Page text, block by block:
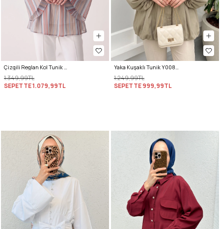
Çizgili Reglan Kol Tunik 260203 - MAVİ
1.349,99TL
SEPETTE1.079,99TL
Yaka Kuşaklı Tunik Y0088 - HAKİ
1.249,99TL
SEPETTE999,99TL